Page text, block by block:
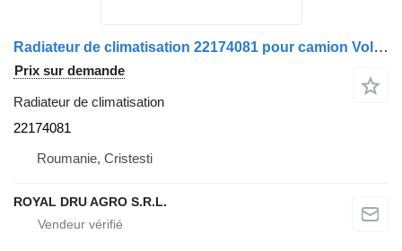
Radiateur de climatisation 22174081 pour camion Volvo
Prix sur demande
Radiateur de climatisation
22174081
Roumanie, Cristesti
ROYAL DRU AGRO S.R.L.